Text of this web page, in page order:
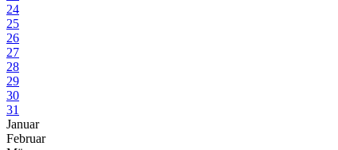
24
25
26
27
28
29
30
31
Januar
Februar